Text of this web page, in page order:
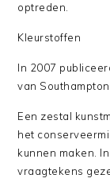
optreden.
Kleurstoffen
In 2007
van
Een zestal
het
kunnen maken.
vraagtekens